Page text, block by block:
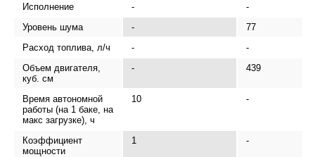
Исполнение
-
-
Уровень шума
-
77
Расход топлива, л/ч
-
-
Объем двигателя,
куб. см
- 439
Время автономной
работы (на 1 баке, на
макс загрузке), ч
10 -
Коэффициент
мощности
1 -